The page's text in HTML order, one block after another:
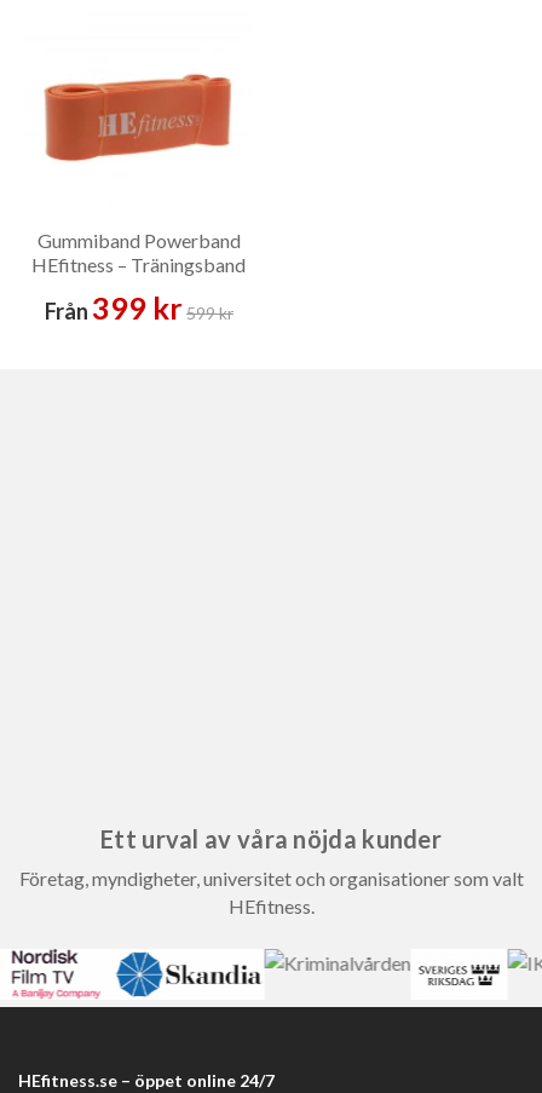
Gummiband Powerband
HEfitness – Träningsband
Från 399 kr599 kr
Ett urval av våra nöjda kunder
Företag, myndigheter, universitet och organisationer som valt
HEfitness.
HEfitness.se – öppet online 24/7